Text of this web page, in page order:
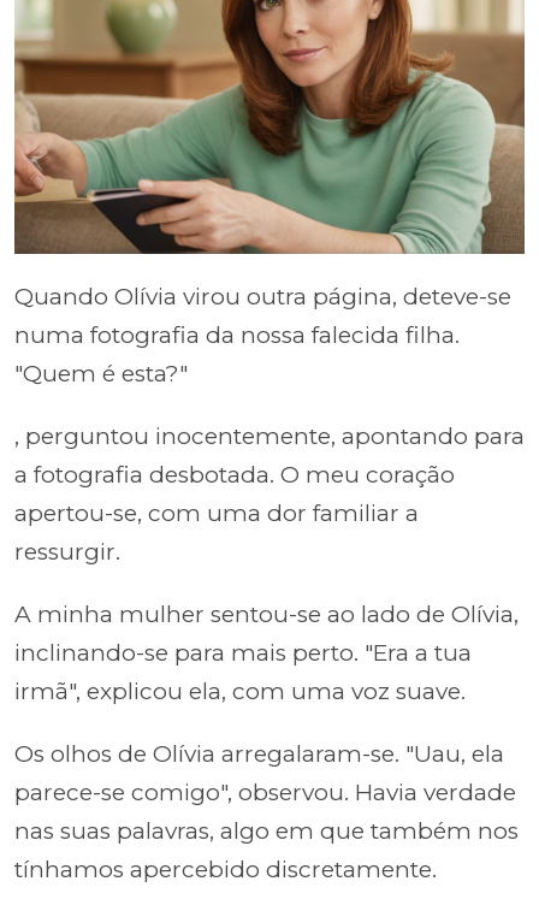
Quando Olívia virou outra página, deteve-se
numa fotografia da nossa falecida filha.
"Quem é esta?"
, perguntou inocentemente, apontando para
a fotografia desbotada. O meu coração
apertou-se, com uma dor familiar a
ressurgir.
A minha mulher sentou-se ao lado de Olívia,
inclinando-se para mais perto. "Era a tua
irmã", explicou ela, com uma voz suave.
Os olhos de Olívia arregalaram-se. "Uau, ela
parece-se comigo", observou. Havia verdade
nas suas palavras, algo em que também nos
tínhamos apercebido discretamente.